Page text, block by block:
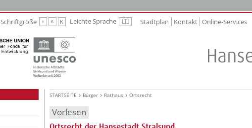
Schriftgröße K K K Leichte Sprache Leichte Sprache
Stadtplan Kontakt Online-Services
STARTSEITE Bürger Rathaus Ortsrecht
Vorlesen